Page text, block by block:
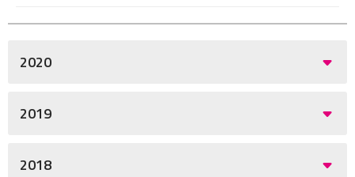
2020
2019
2018